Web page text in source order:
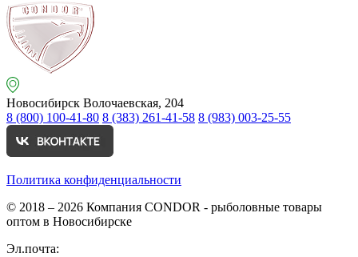
Новосибирск Волочаевская, 204
8 (800) 100-41-80 8 (383) 261-41-58 8 (983) 003-25-55
Политика конфиденциальности
© 2018 – 2026 Компания CONDOR - рыболовные товары
оптом в Новосибирске
Эл.почта: